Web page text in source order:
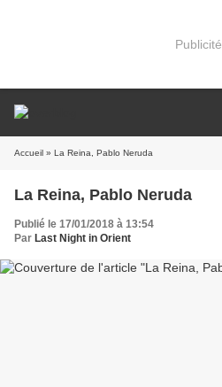
Publicité
Accueil » La Reina, Pablo Neruda
La Reina, Pablo Neruda
Publié le 17/01/2018 à 13:54
Par Last Night in Orient